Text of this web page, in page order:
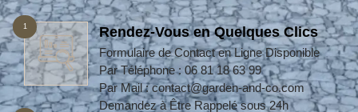
1 Rendez-Vous en Quelques Clics
Formulaire de Contact en Ligne Disponible
Par Téléphone : 06 81 18 63 99
Par Mail : contact@garden-and-co.com
Demandez à Être Rappelé sous 24h